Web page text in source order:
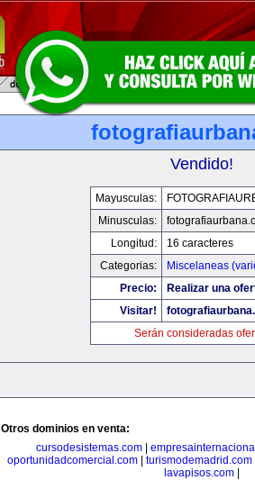
Vendido!
Mayusculas:
Minusculas:
Longitud:
16 caracteres
Categorias:
Miscelaneas
Precio:
Realizar una
Visitar!
Serán consideradas
Otros dominios en venta:
cursodesistemas.com
oportunidadcomercial.com
turismodemadrid.com
lavapisos.com